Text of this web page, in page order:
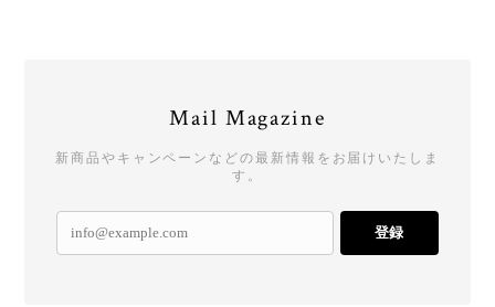
Mail Magazine
新商品やキャンペーンなどの最新情報をお届けいたしま
す。
登録